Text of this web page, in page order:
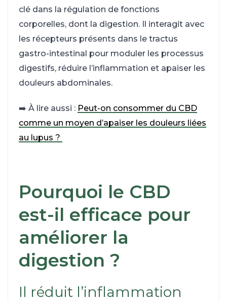
clé dans la régulation de fonctions
corporelles, dont la digestion. Il interagit avec
les récepteurs présents dans le tractus
gastro-intestinal pour moduler les processus
digestifs, réduire l’inflammation et apaiser les
douleurs abdominales.
➡️ À lire aussi : Peut-on consommer du CBD
comme un moyen d’apaiser les douleurs liées
au lupus ?
Pourquoi le CBD
est-il efficace pour
améliorer la
digestion ?
Il réduit l’inflammation